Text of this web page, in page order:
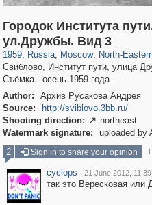
Городок Института
ул.Дружбы. Вид 3
1959, Russia
1,407,351 29,248
, Moscow
319,882 8,286
, North-
24,495
Свиблово, Институт пути, улица
Съёмка - осень 1959 года.
Author:
Архив Русакова Андрея
Source:
http://sviblovo.3bb.ru/
Shooting direction:  northeast
Watermark signature:
uploaded by
2
Sign in to share your opinion
cyclops · 21 June 2012, 11:39
так это Вересковая или